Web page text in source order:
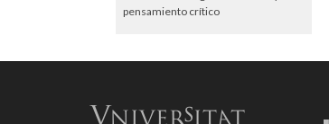
pensamiento crítico